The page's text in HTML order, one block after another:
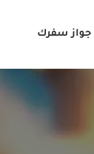
جواز سفرك